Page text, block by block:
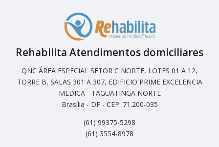
Rehabilita Atendimentos domiciliares
QNC ÁREA ESPECIAL SETOR C NORTE, LOTES 01 A 12,
TORRE B, SALAS 301 A 307, EDIFICIO PRIME EXCELENCIA
MEDICA - TAGUATINGA NORTE
Brasília - DF - CEP: 71.200-035
(61) 99375-5298
(61) 3554-8978